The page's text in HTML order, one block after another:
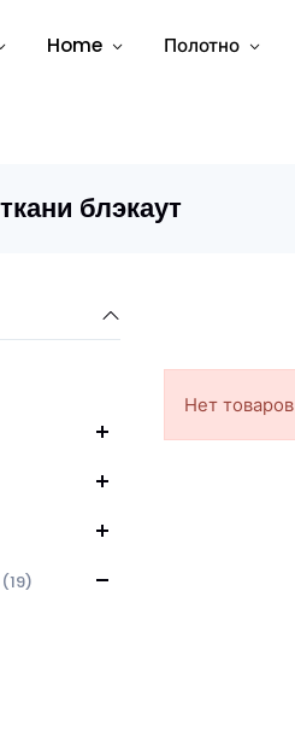
Home Полотно
блэкаут
(19)
Нет товаров